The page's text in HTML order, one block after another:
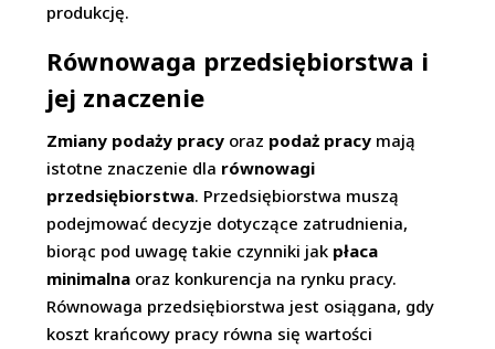
produkcję.
Równowaga przedsiębiorstwa i
jej znaczenie
Zmiany podaży pracy oraz podaż pracy mają
istotne znaczenie dla równowagi
przedsiębiorstwa. Przedsiębiorstwa muszą
podejmować decyzje dotyczące zatrudnienia,
biorąc pod uwagę takie czynniki jak płaca
minimalna oraz konkurencja na rynku pracy.
Równowaga przedsiębiorstwa jest osiągana, gdy
koszt krańcowy pracy równa się wartości